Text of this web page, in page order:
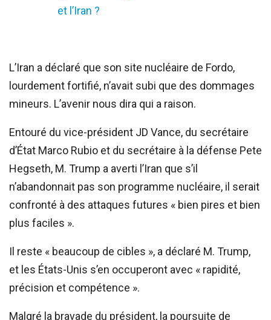
et l’Iran ?
L’Iran a déclaré que son site nucléaire de Fordo,
lourdement fortifié, n’avait subi que des dommages
mineurs. L’avenir nous dira qui a raison.
Entouré du vice-président JD Vance, du secrétaire
d’État Marco Rubio et du secrétaire à la défense Pete
Hegseth, M. Trump a averti l’Iran que s’il
n’abandonnait pas son programme nucléaire, il serait
confronté à des attaques futures « bien pires et bien
plus faciles ».
Il reste « beaucoup de cibles », a déclaré M. Trump,
et les États-Unis s’en occuperont avec « rapidité,
précision et compétence ».
Malgré la bravade du président, la poursuite de